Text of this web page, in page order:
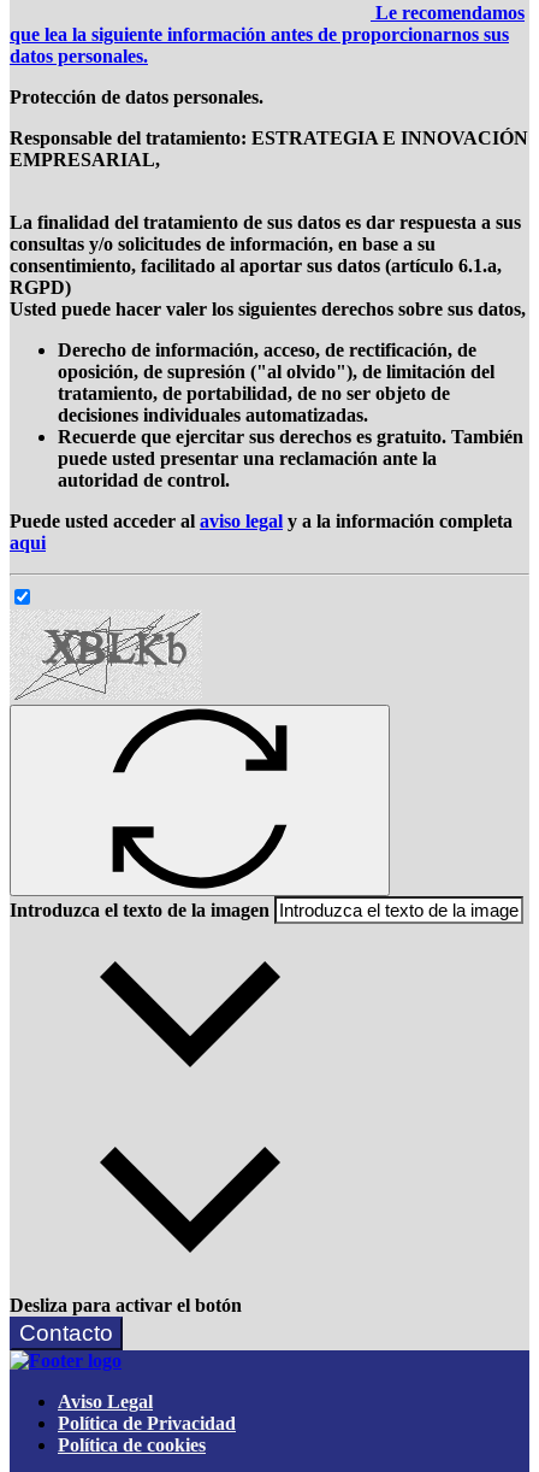
Le recomendamos
que lea la siguiente información antes de proporcionarnos sus
datos personales.
Protección de datos personales.
Responsable del tratamiento: ESTRATEGIA E INNOVACIÓN
EMPRESARIAL,
La finalidad del tratamiento de sus datos es dar respuesta a sus
consultas y/o solicitudes de información, en base a su
consentimiento, facilitado al aportar sus datos (artículo 6.1.a,
RGPD)
Usted puede hacer valer los siguientes derechos sobre sus datos,
Derecho de información, acceso, de rectificación, de
oposición, de supresión ("al olvido"), de limitación del
tratamiento, de portabilidad, de no ser objeto de
decisiones individuales automatizadas.
Recuerde que ejercitar sus derechos es gratuito. También
puede usted presentar una reclamación ante la
autoridad de control.
Puede usted acceder al aviso legal y a la información completa
aqui
Introduzca el texto de la imagen
Desliza para activar el botón
Contacto
Aviso Legal
Política de Privacidad
Política de cookies